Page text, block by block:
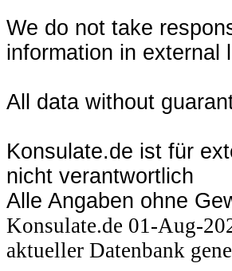
We do not take
information in external
All data without
Konsulate.de ist für
nicht verantwortlich
Alle Angaben ohne
Konsulate.de 01-Aug-
aktueller Datenbank